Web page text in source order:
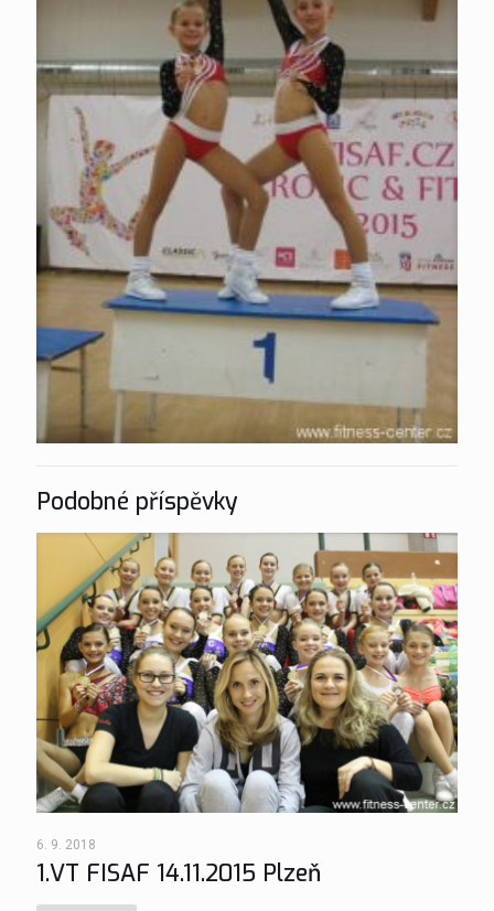
Podobné příspěvky
6. 9. 2018
1.VT FISAF 14.11.2015 Plzeň